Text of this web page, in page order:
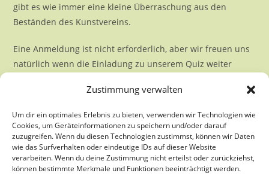
Zustimmung verwalten
Um dir ein optimales Erlebnis zu bieten, verwenden wir Technologien wie
Cookies, um Geräteinformationen zu speichern und/oder darauf
zuzugreifen. Wenn du diesen Technologien zustimmst, können wir Daten
wie das Surfverhalten oder eindeutige IDs auf dieser Website
verarbeiten. Wenn du deine Zustimmung nicht erteilst oder zurückziehst,
können bestimmte Merkmale und Funktionen beeinträchtigt werden.
gibt es wie immer eine kleine Überraschung aus den
Beständen des Kunstvereins.
Eine Anmeldung ist nicht erforderlich, aber wir freuen uns
natürlich wenn die Einladung zu unserem Quiz weiter